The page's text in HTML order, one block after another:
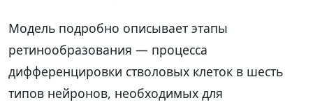
Модель подробно описывает этапы
ретинообразования — процесса
дифференцировки стволовых клеток в шесть
типов нейронов, необходимых для